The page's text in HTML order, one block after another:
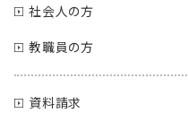
社会人の方
教職員の方
資料請求